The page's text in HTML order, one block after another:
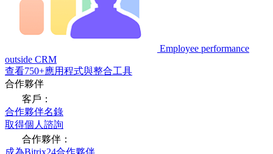
Employee performance
outside CRM
查看750+應用程式與整合工具
合作夥伴
客戶：
合作夥伴名錄
取得個人諮詢
合作夥伴：
成為Bitrix24合作夥伴